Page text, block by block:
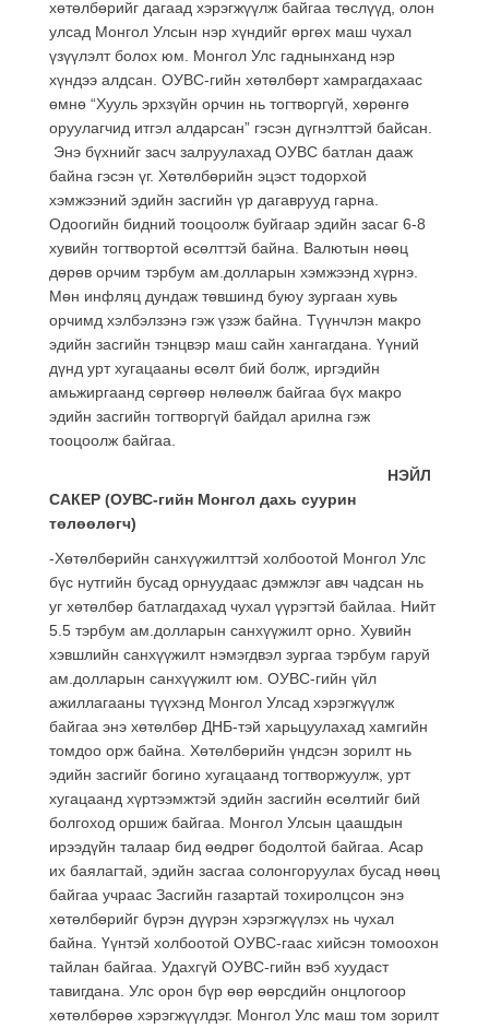
хөтөлбөрийг дагаад хэрэгжүүлж байгаа төслүүд, олон
улсад Монгол Улсын нэр хүндийг өргөх маш чухал
үзүүлэлт болох юм. Монгол Улс гаднынханд нэр
хүндээ алдсан. ОУВС-гийн хөтөлбөрт хамрагдахаас
өмнө “Хууль эрхзүйн орчин нь тогтворгүй, хөрөнгө
оруулагчид итгэл алдарсан” гэсэн дүгнэлттэй байсан.
Энэ бүхнийг засч залруулахад ОУВС батлан дааж
байна гэсэн үг. Хөтөлбөрийн эцэст тодорхой
хэмжээний эдийн засгийн үр дагаврууд гарна.
Одоогийн бидний тооцоолж буйгаар эдийн засаг 6-8
хувийн тогтвортой өсөлттэй байна. Валютын нөөц
дөрөв орчим тэрбум ам.долларын хэмжээнд хүрнэ.
Мөн инфляц дундаж төвшинд буюу зургаан хувь
орчимд хэлбэлзэнэ гэж үзэж байна. Түүнчлэн макро
эдийн засгийн тэнцвэр маш сайн хангагдана. Үүний
дүнд урт хугацааны өсөлт бий болж, иргэдийн
амьжиргаанд сөргөөр нөлөөлж байгаа бүх макро
эдийн засгийн тогтворгүй байдал арилна гэж
тооцоолж байгаа.
НЭЙЛ
САКЕР (ОУВС-гийн Монгол дахь суурин
төлөөлөгч)
-Хөтөлбөрийн санхүүжилттэй холбоотой Монгол Улс
бүс нутгийн бусад орнуудаас дэмжлэг авч чадсан нь
уг хөтөлбөр батлагдахад чухал үүрэгтэй байлаа. Нийт
5.5 тэрбум ам.долларын санхүүжилт орно. Хувийн
хэвшлийн санхүүжилт нэмэгдвэл зургаа тэрбум гаруй
ам.долларын санхүүжилт юм. ОУВС-гийн үйл
ажиллагааны түүхэнд Монгол Улсад хэрэгжүүлж
байгаа энэ хөтөлбөр ДНБ-тэй харьцуулахад хамгийн
томдоо орж байна. Хөтөлбөрийн үндсэн зорилт нь
эдийн засгийг богино хугацаанд тогтворжуулж, урт
хугацаанд хүртээмжтэй эдийн засгийн өсөлтийг бий
болгоход оршиж байгаа. Монгол Улсын цаашдын
ирээдүйн талаар бид өөдрөг бодолтой байгаа. Асар
их баялагтай, эдийн засгаа солонгоруулах бусад нөөц
байгаа учраас Засгийн газартай тохиролцсон энэ
хөтөлбөрийг бүрэн дүүрэн хэрэгжүүлэх нь чухал
байна. Үүнтэй холбоотой ОУВС-гаас хийсэн томоохон
тайлан байгаа. Удахгүй ОУВС-гийн вэб хуудаст
тавигдана. Улс орон бүр өөр өөрсдийн онцлогоор
хөтөлбөрөө хэрэгжүүлдэг. Монгол Улс маш том зорилт